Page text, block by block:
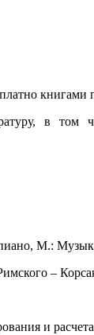
книгами
в
М.:
–
и